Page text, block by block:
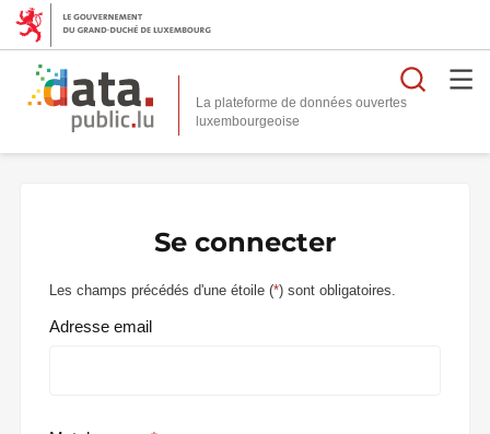
La plateforme de données ouvertes
Se connecter
Les champs précédés d'une étoile (*) sont obligatoires.
Adresse email